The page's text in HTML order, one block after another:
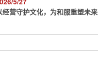
经营守护文化，为和服重塑未来